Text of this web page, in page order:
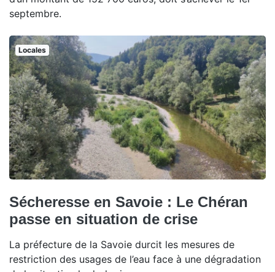
septembre.
Locales
Sécheresse en Savoie : Le Chéran
passe en situation de crise
La préfecture de la Savoie durcit les mesures de
restriction des usages de l’eau face à une dégradation